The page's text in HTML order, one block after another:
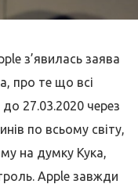
з’явилась заява
про те що всі
до 27.03.2020 через
по всьому світу,
на думку Кука,
Apple завжди